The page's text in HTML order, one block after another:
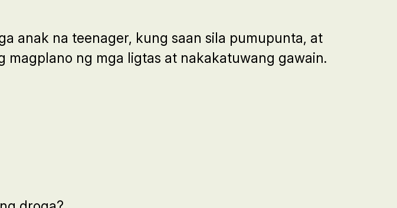
anak na teenager, kung saan sila pumupunta, at
magplano ng mga ligtas at nakakatuwang gawain.